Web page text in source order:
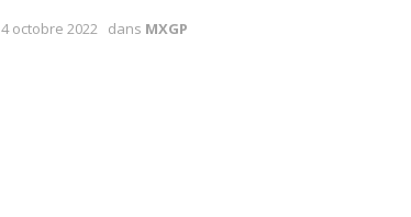
4 octobre 2022 dans MXGP